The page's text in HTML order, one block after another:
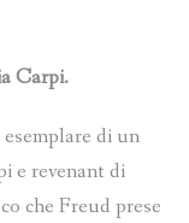
Carpi.
di un
e revenant di
che Freud prese